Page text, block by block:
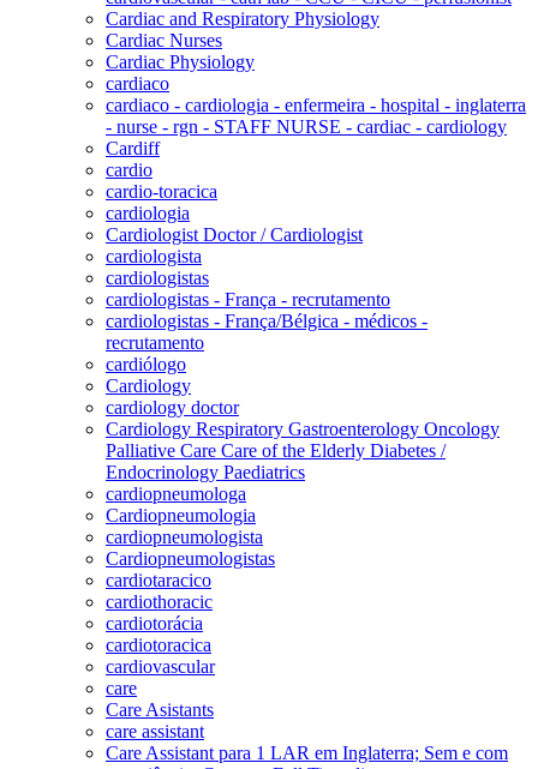
Cardiac and Respiratory Physiology
Cardiac Nurses
Cardiac Physiology
cardiaco
cardiaco - cardiologia - enfermeira - hospital - inglaterra
- nurse - rgn - STAFF NURSE - cardiac - cardiology
Cardiff
cardio
cardio-toracica
cardiologia
Cardiologist Doctor / Cardiologist
cardiologista
cardiologistas
cardiologistas - França - recrutamento
cardiologistas - França/Bélgica - médicos -
recrutamento
cardiólogo
Cardiology
cardiology doctor
Cardiology Respiratory Gastroenterology Oncology
Palliative Care Care of the Elderly Diabetes /
Endocrinology Paediatrics
cardiopneumologa
Cardiopneumologia
cardiopneumologista
Cardiopneumologistas
cardiotaracico
cardiothoracic
cardiotorácia
cardiotoracica
cardiovascular
care
Care Asistants
care assistant
Care Assistant para 1 LAR em Inglaterra; Sem e com